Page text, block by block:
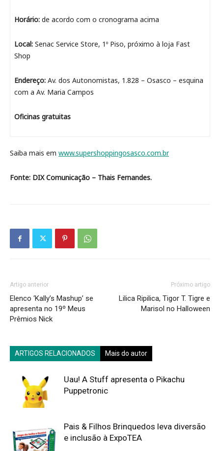
Horário: de acordo com o cronograma acima
Local: Senac Service Store, 1º Piso, próximo à loja Fast
Shop
Endereço: Av. dos Autonomistas, 1.828 – Osasco – esquina
com a Av. Maria Campos
Oficinas gratuitas
Saiba mais em www.supershoppingosasco.com.br
Fonte: DIX Comunicação – Thais Fernandes.
Artigo anterior
Elenco ‘Kally’s Mashup’ se
apresenta no 19º Meus
Prêmios Nick
Próximo artigo
Lilica Ripilica, Tigor T. Tigre e
Marisol no Halloween
ARTIGOS RELACIONADOS Mais do autor
Uau! A Stuff apresenta o Pikachu
Puppetronic
Pais & Filhos Brinquedos leva diversão
e inclusão à ExpoTEA